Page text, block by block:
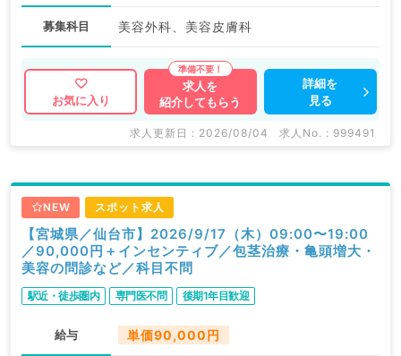
募集科目 美容外科、美容皮膚科
お気に入り
求人を
紹介してもらう
詳細を
見る
求人更新日 : 2026/08/04 求人No. : 999491
NEW スポット求人
【宮城県／仙台市】2026/9/17（木）09:00〜19:00
／90,000円＋インセンティブ／包茎治療・亀頭増大・
美容の問診など／科目不問
駅近・徒歩圏内 専門医不問 後期1年目歓迎
給与 単価90,000円